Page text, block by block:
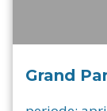
Grand